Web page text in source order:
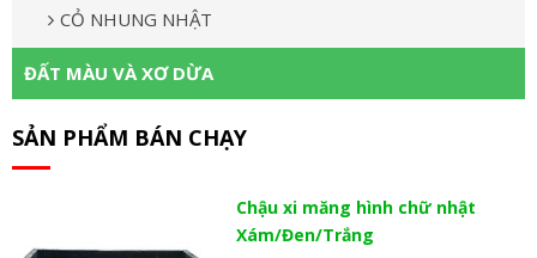
CỎ NHUNG NHẬT
ĐẤT MÀU VÀ XƠ DỪA
SẢN PHẨM BÁN CHẠY
Chậu xi măng hình chữ nhật
Xám/Đen/Trắng